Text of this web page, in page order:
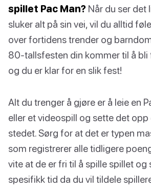
spillet Pac Man? Når du ser det
sluker alt på sin vei, vil du alltid
over fortidens trender og
80-tallsfesten din kommer til å bli
og du er klar for en slik fest!
Alt du trenger å gjøre er å leie en
eller et videospill og sette det opp
stedet. Sørg for at det er typen
som registrerer alle tidligere
vite at de er fri til å spille spillet og
spesifikk tid da du vil tildele